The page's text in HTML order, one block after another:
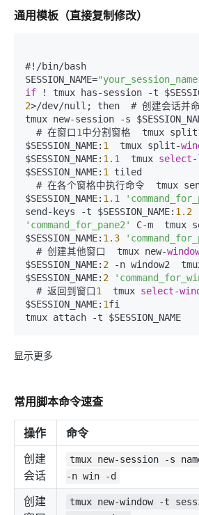
通用模板（直接复制修改）
#!/bin/bash
SESSION_NAME=
if
2>/dev/null; then  # 创建会话并命
tmux new-session -s
  # 在窗口
1中分割窗格  tmux
$SESSION_NAME: 1
  tmux split-
$SESSION_NAME: 1.1
  tmux
select-
$SESSION_NAME: 1
tiled
$SESSION_NAME: 1.1
send-keys -t $SESSION_NAME: 1.2
'command_for_pane2'
C-m  tmux
$SESSION_NAME: 1.3
  # 创建其他窗口  tmux new-
$SESSION_NAME: 2 -n window2
$SESSION_NAME: 2
  # 返回到窗口
1
  tmux
select-
$SESSION_NAME: 1fi
显示更多
常用脚本命令速查
操作 命令
创建
会话
tmux new-session -s
-n win -d
创建
tmux new-window -t